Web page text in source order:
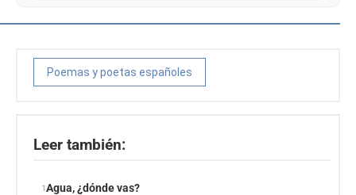
Poemas y poetas españoles
Leer también:
Agua, ¿dónde vas?